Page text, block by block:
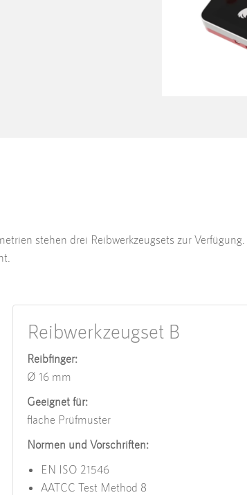
stehen drei Reibwerkzeugsets zur
Reibwerkzeugset B
Reibfinger:
Ø 16 mm
Geeignet für:
flache Prüfmuster
Normen und Vorschriften:
EN ISO 21546
AATCC Test Method 8